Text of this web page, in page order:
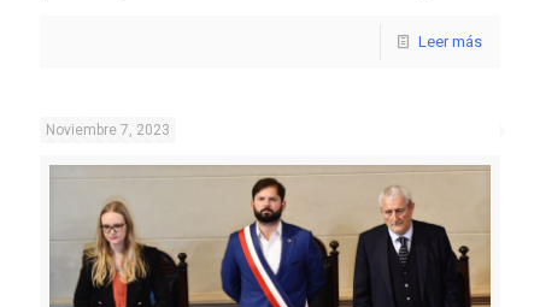
Leer más
Noviembre 7, 2023